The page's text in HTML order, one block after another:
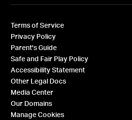
Terms of Service
Privacy Policy
Parent's Guide
Safe and Fair Play Policy
Accessibility Statement
Other Legal Docs
Media Center
Our Domains
Manage Cookies